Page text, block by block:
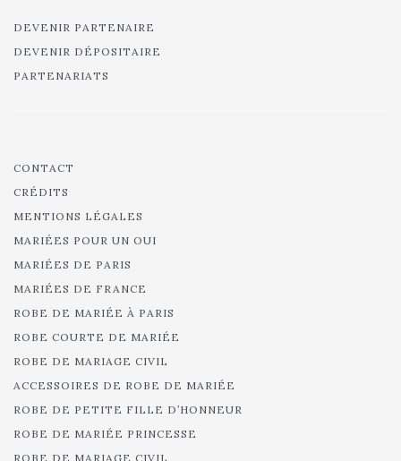
DEVENIR PARTENAIRE
DEVENIR DÉPOSITAIRE
PARTENARIATS
CONTACT
CRÉDITS
MENTIONS LÉGALES
MARIÉES POUR UN OUI
MARIÉES DE PARIS
MARIÉES DE FRANCE
ROBE DE MARIÉE À PARIS
ROBE COURTE DE MARIÉE
ROBE DE MARIAGE CIVIL
ACCESSOIRES DE ROBE DE MARIÉE
ROBE DE PETITE FILLE D’HONNEUR
ROBE DE MARIÉE PRINCESSE
ROBE DE MARIAGE CIVIL